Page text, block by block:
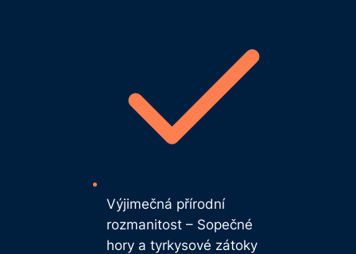
Výjimečná přírodní
rozmanitost – Sopečné
hory a tyrkysové zátoky